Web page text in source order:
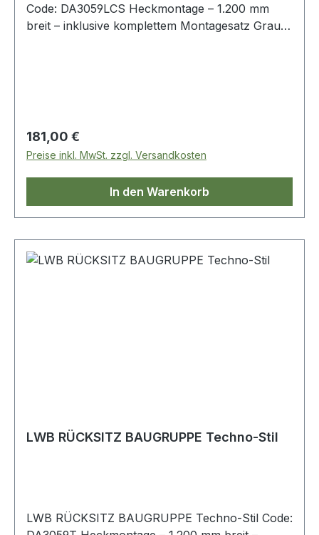
Code: DA3059LCS Heckmontage – 1.200 mm
breit – inklusive komplettem Montagesatz Grau
Regulärer Preis:
181,00 €
Preise inkl. MwSt. zzgl. Versandkosten
In den Warenkorb
LWB RÜCKSITZ BAUGRUPPE Techno-Stil
LWB RÜCKSITZ BAUGRUPPE Techno-Stil Code: